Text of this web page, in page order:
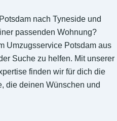
nach Tyneside und
passenden Wohnung?
Umzugsservice Potsdam aus
Suche zu helfen. Mit unserer
finden wir für dich die
die deinen Wünschen und